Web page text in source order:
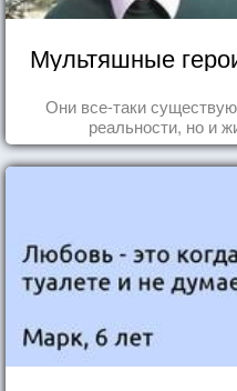
Мультяшные
Они все-таки
реальности, но и